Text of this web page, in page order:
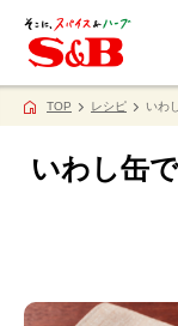
TOP レシピ いわ
いわし缶